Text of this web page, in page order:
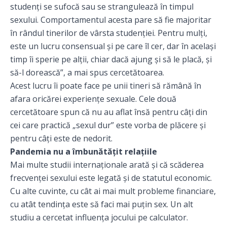
studenți se sufocă sau se strangulează în timpul
sexului. Comportamentul acesta pare să fie majoritar
în rândul tinerilor de vârsta studenției. Pentru mulți,
este un lucru consensual și pe care îl cer, dar în același
timp îi sperie pe alții, chiar dacă ajung și să le placă, și
să-l dorească”, a mai spus cercetătoarea.
Acest lucru îi poate face pe unii tineri să rămână în
afara oricărei experiențe sexuale. Cele două
cercetătoare spun că nu au aflat însă pentru câți din
cei care practică „sexul dur” este vorba de plăcere și
pentru câți este de nedorit.
Pandemia nu a îmbunătățit relațiile
Mai multe studii internaționale arată și că scăderea
frecvenței sexului este legată și de statutul economic.
Cu alte cuvinte, cu cât ai mai mult probleme financiare,
cu atât tendința este să faci mai puțin sex. Un alt
studiu a cercetat influența jocului pe calculator.